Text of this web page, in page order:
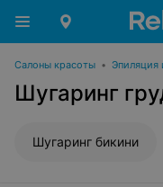
Салоны красоты • Эпиляция
Шугаринг
Шугаринг бикини